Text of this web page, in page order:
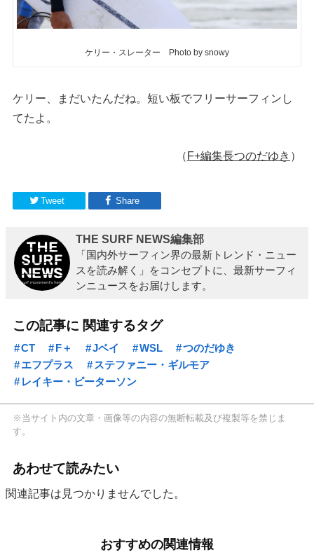
ケリー・スレーター Photo by snowy
ケリー、まだいたんだね。短い板でフリーサーフィンし
てたよ。
（ F+編集長つのだゆき ）
Tweet Share
THE SURF NEWS編集部
「国内外サーフィン界の最新トレンド・ニュー
スを読み解く」をコンセプトに、最新サーフィ
ンニュースをお届けします。
この記事に 関連するタグ
CT F＋ Jベイ WSL
つのだゆき
エフプラス
ステファニー・ギルモア
レイキー・ピーターソン
※当サイト内の文章・画像等の内容の無断転載及び複製等を禁じま
す。
あわせて読みたい
関連記事は見つかりませんでした。
おすすめの関連情報